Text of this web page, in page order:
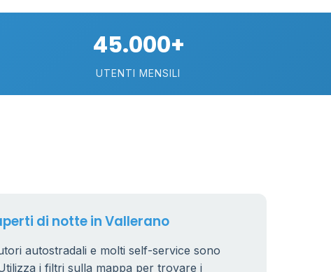
45.000+
UTENTI MENSILI
di notte in Vallerano
autostradali e molti self-service sono
i filtri sulla mappa per trovare i